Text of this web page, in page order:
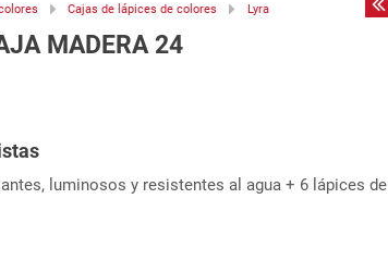
Cajas de lápices de colores Lyra
MADERA 24
luminosos y resistentes al agua + 6 lápices de